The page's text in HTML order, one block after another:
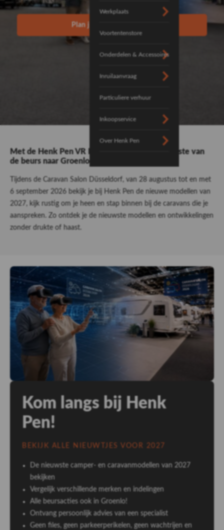
Werkplaats
Voortentenstore
Onderdelen & Accessoires
Inruilaanvraag
Particuliere verhuur
Inkoopservice
Over Henk Pen
Plan jouw VR Experience
Met de Henk Pen VR Experience haal je het beste van
de beurs naar Groenlo
Tijdens de Caravan Salon Düsseldorf, van 28 augustus tot en met
6 september 2026 bekijk je bij Henk Pen de nieuwe modellen van
2027, kijk rustig om je heen en stap binnen bij de caravans die je
aanspreken. Zo ontdek je de nieuwste modellen en ontwikkelingen
zonder drukte of haast.
Kom langs bij Henk
Pen!
BEKIJK ALLE NIEUWTJES VOOR 2027
De nieuwste camper- en caravanmodellen van 2027
bekijken
Vergelijk verschillende merken en indelingen
Alle beursacties ook in Groenlo!
Ontvang persoonlijk advies van een specialist
Geen files, geen parkeerperikelen, geen wachtrijen en